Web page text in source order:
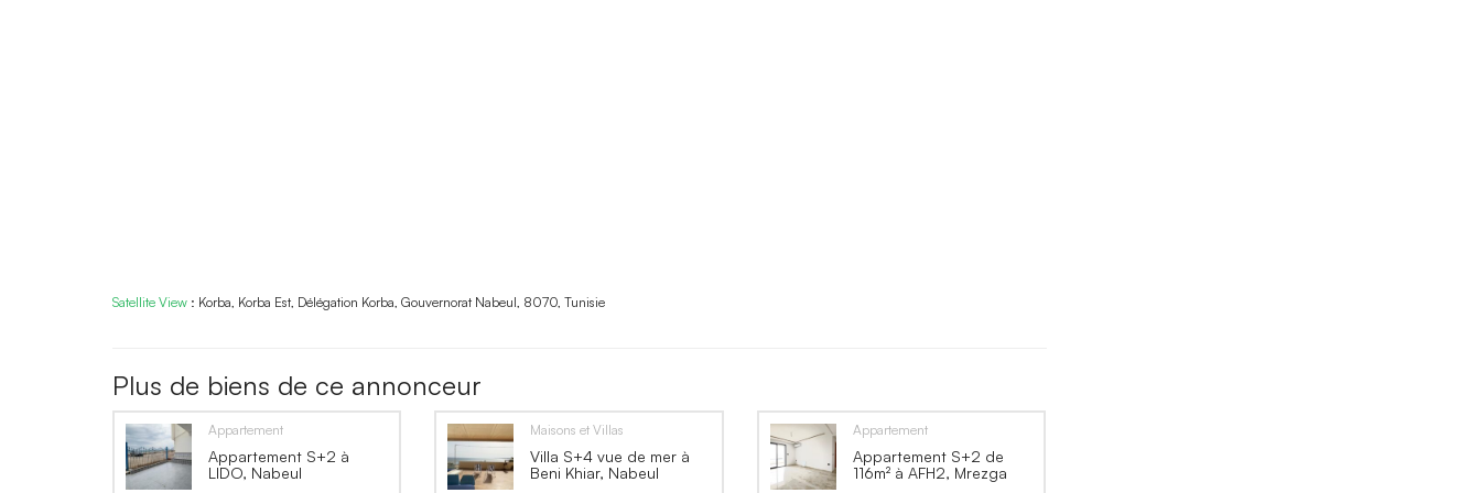
Satellite View : Korba, Korba Est, Délégation Korba, Gouvernorat Nabeul, 8070, Tunisie
Plus de biens de ce annonceur
Appartement
Appartement S+2 à
LIDO, Nabeul
Maisons et Villas
Villa S+4 vue de mer à
Beni Khiar, Nabeul
Appartement
Appartement S+2 de
116m² à AFH2, Mrezga